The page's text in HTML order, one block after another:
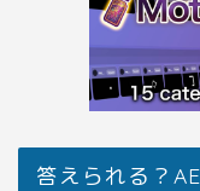
答えられる？